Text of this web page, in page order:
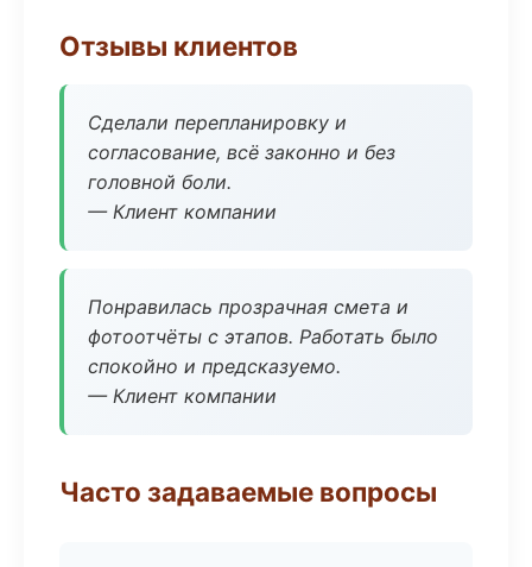
Отзывы клиентов
Сделали перепланировку и
согласование, всё законно и без
головной боли.
— Клиент компании
Понравилась прозрачная смета и
фотоотчёты с этапов. Работать было
спокойно и предсказуемо.
— Клиент компании
Часто задаваемые вопросы